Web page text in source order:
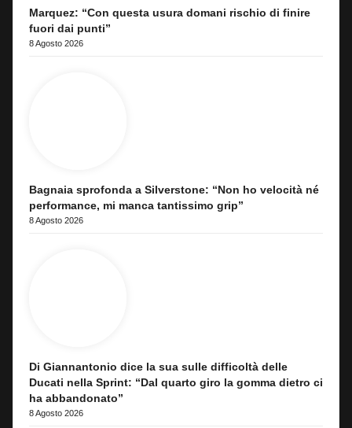
Marquez: “Con questa usura domani rischio di finire
fuori dai punti”
8 Agosto 2026
Bagnaia sprofonda a Silverstone: “Non ho velocità né
performance, mi manca tantissimo grip”
8 Agosto 2026
Di Giannantonio dice la sua sulle difficoltà delle
Ducati nella Sprint: “Dal quarto giro la gomma dietro ci
ha abbandonato”
8 Agosto 2026